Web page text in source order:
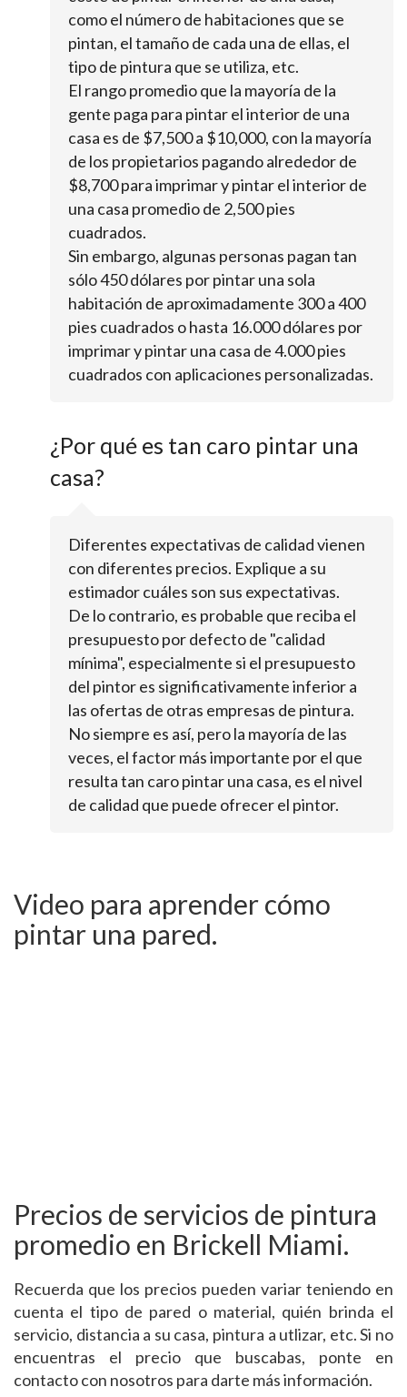
como el número de habitaciones que se
pintan, el tamaño de cada una de ellas, el
tipo de pintura que se utiliza, etc.
El rango promedio que la mayoría de la
gente paga para pintar el interior de una
casa es de $7,500 a $10,000, con la mayoría
de los propietarios pagando alrededor de
$8,700 para imprimar y pintar el interior de
una casa promedio de 2,500 pies
cuadrados.
Sin embargo, algunas personas pagan tan
sólo 450 dólares por pintar una sola
habitación de aproximadamente 300 a 400
pies cuadrados o hasta 16.000 dólares por
imprimar y pintar una casa de 4.000 pies
cuadrados con aplicaciones personalizadas.
¿Por qué es tan caro pintar una
casa?
Diferentes expectativas de calidad vienen
con diferentes precios. Explique a su
estimador cuáles son sus expectativas.
De lo contrario, es probable que reciba el
presupuesto por defecto de "calidad
mínima", especialmente si el presupuesto
del pintor es significativamente inferior a
las ofertas de otras empresas de pintura.
No siempre es así, pero la mayoría de las
veces, el factor más importante por el que
resulta tan caro pintar una casa, es el nivel
de calidad que puede ofrecer el pintor.
Video para aprender cómo
pintar una pared.
Precios de servicios de pintura
promedio en Brickell Miami.
Recuerda que los precios pueden variar teniendo en
cuenta el tipo de pared o material, quién brinda el
servicio, distancia a su casa, pintura a utlizar, etc. Si no
encuentras el precio que buscabas, ponte en
contacto con nosotros para darte más información.